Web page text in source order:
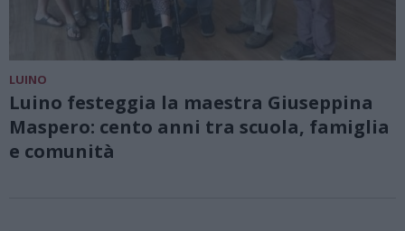
LUINO
Luino festeggia la maestra Giuseppina
Maspero: cento anni tra scuola, famiglia
e comunità